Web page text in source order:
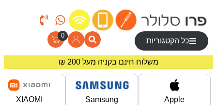
כל הקטגוריות
0
משלוח חינם בקניה מעל 200 ₪
מחירים מיוחדים לרוכשים באתר!
Apple
Samsung
XIAOMI